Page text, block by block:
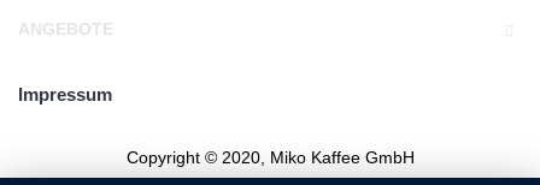
ANGEBOTE
Impressum
Copyright © 2020, Miko Kaffee GmbH